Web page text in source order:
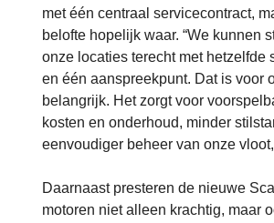
met één centraal servicecontract,
belofte hopelijk waar. “We kunnen
onze locaties terecht met hetzelfde
en één aanspreekpunt. Dat is voor
belangrijk. Het zorgt voor
kosten en onderhoud, minder
eenvoudiger beheer van onze
Daarnaast presteren de nieuwe
motoren niet alleen krachtig, maar